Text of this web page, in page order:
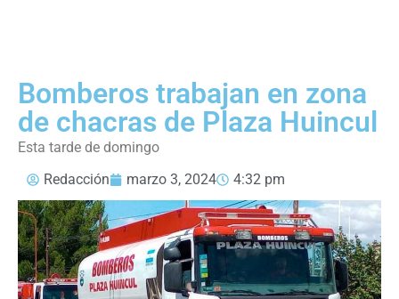
Bomberos trabajan en zona
de chacras de Plaza Huincul
Esta tarde de domingo
Redacción
marzo 3, 2024 4:32 pm